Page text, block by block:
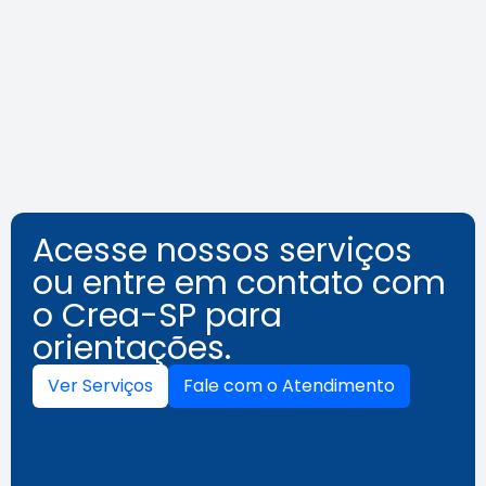
Acesse nossos serviços
ou entre em contato com
o Crea-SP para
orientações.
Ver Serviços Fale com o Atendimento